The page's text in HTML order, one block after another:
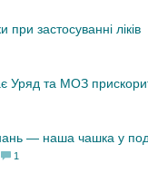
застосуванні ліків
Уряд та МОЗ
— наша чашка у
1